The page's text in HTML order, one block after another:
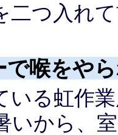
二つ入れ
で喉をや
いる虹作
いから、